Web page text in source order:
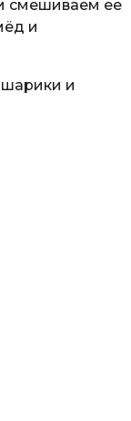
смешиваем ее
и
и